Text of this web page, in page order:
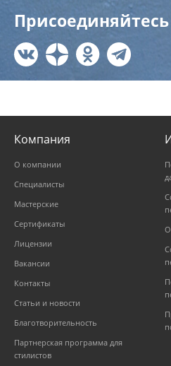
Компания
О компании
Специалисты
Мастерские
Сертификаты
Лицензии
Вакансии
Контакты
Статьи и новости
Благотворительность
Партнерская программа для
стилистов